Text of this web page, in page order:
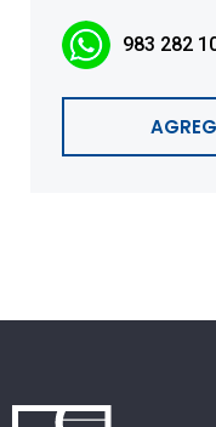
983 282